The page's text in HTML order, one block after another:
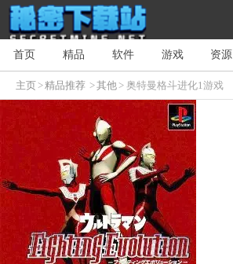
首页 精品 软件 游戏 资源
主页>精品推荐 >其他> 奥特曼格斗进化1游戏